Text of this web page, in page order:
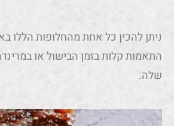
ניתן להכין כל אחת מהחלופות הללו
התאמות קלות בזמן הבישול או
שלה.